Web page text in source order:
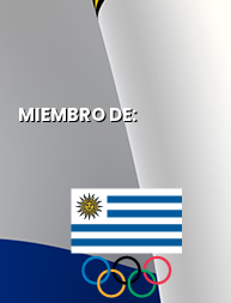
MIEMBRO DE: